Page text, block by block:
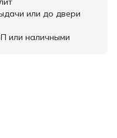
или до двери
или наличными